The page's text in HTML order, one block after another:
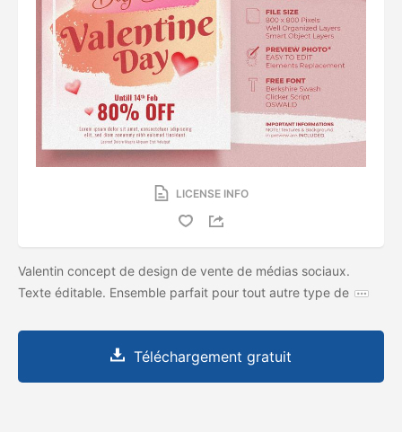
LICENSE INFO
Valentin concept de design de vente de médias sociaux.
Texte éditable. Ensemble parfait pour tout autre type de
Téléchargement gratuit